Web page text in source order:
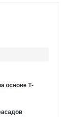
основе Т-